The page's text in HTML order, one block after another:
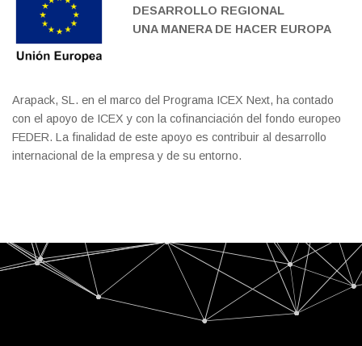
DESARROLLO REGIONAL
UNA MANERA DE HACER EUROPA
Arapack, SL. en el marco del Programa ICEX Next, ha contado
con el apoyo de ICEX y con la cofinanciación del fondo europeo
FEDER. La finalidad de este apoyo es contribuir al desarrollo
internacional de la empresa y de su entorno.